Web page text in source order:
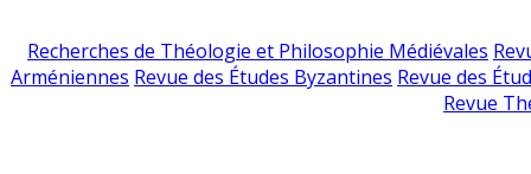
Recherches de Théologie et Philosophie Médiévales
Arméniennes Revue des Études Byzantines Revue des
Revue